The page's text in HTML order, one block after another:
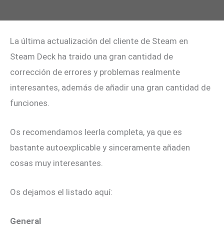
La última actualización del cliente de Steam en
Steam Deck ha traido una gran cantidad de
corrección de errores y problemas realmente
interesantes, además de añadir una gran cantidad de
funciones.
Os recomendamos leerla completa, ya que es
bastante autoexplicable y sinceramente añaden
cosas muy interesantes.
Os dejamos el listado aquí:
General